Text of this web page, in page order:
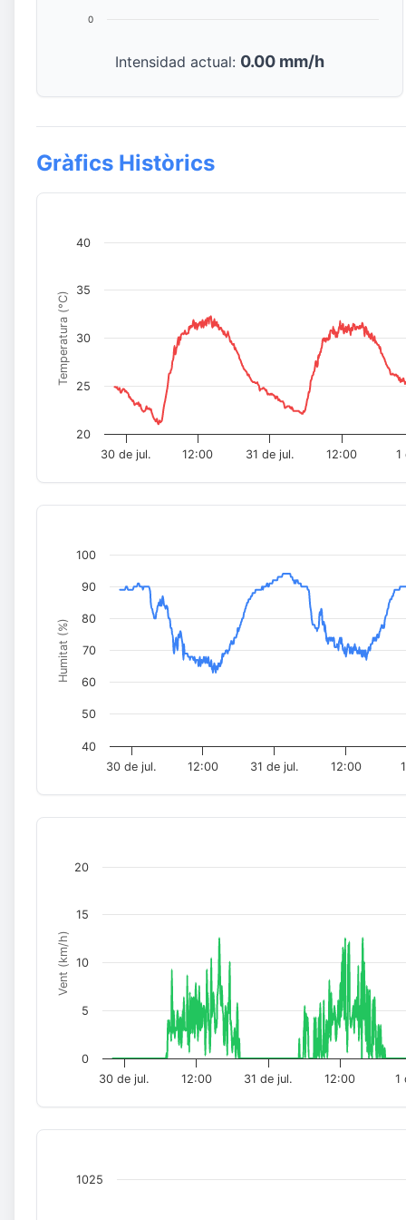
0
Intensidad actual: 0.00 mm/h
Gràfics Històrics
Temperatura (°C)
30 de jul. 12:00 31 de jul. 12:00 1
20
25
30
35
40
Humitat (%)
30 de jul. 12:00 31 de jul. 12:00
40
50
60
70
80
90
100
Vent (km/h)
30 de jul. 12:00 31 de jul. 12:00 1
0
5
10
15
20
1025